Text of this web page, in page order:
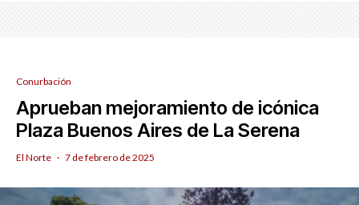
Conurbación
Aprueban mejoramiento de icónica
Plaza Buenos Aires de La Serena
El Norte · 7 de febrero de 2025